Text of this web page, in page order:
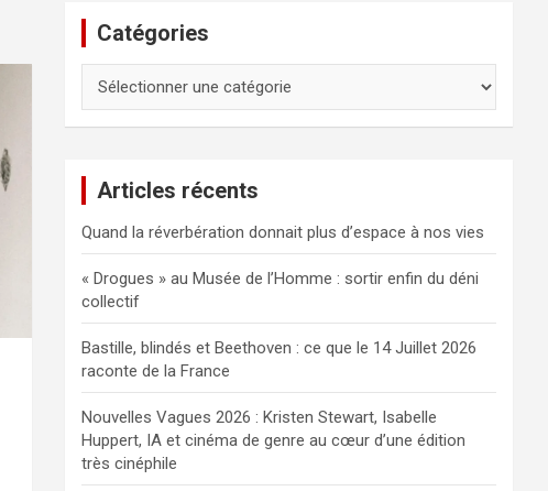
Catégories
Articles récents
Quand la réverbération donnait plus d’espace à nos vies
« Drogues » au Musée de l’Homme : sortir enfin du déni
collectif
Bastille, blindés et Beethoven : ce que le 14 Juillet 2026
raconte de la France
Nouvelles Vagues 2026 : Kristen Stewart, Isabelle
Huppert, IA et cinéma de genre au cœur d’une édition
très cinéphile